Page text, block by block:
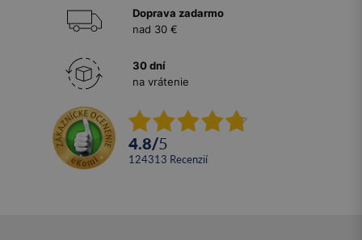
Doprava zadarmo
nad 30 €
30 dní
na vrátenie
4.8/5
124313 recenzií